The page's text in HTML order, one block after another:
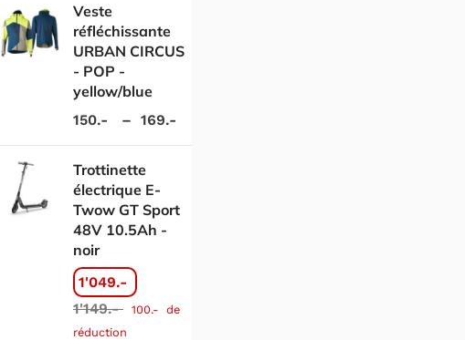
Veste
réfléchissante
URBAN CIRCUS
- POP -
yellow/blue
150.- – 169.-
Trottinette
électrique E-
Twow GT Sport
48V 10.5Ah -
noir
1'049.-
1'149.- 100.- de
réduction